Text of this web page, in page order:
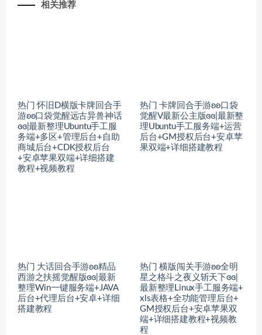
相关推荐
热门 怀旧D横版卡牌回合手
游ʚʚ口袋觉醒远古异兽神话
ɞɞ|最新整理Ubuntu手工服
务端+多区+管理后台+自助
商城后台+CDK授权后台
+安卓苹果双端+详细搭建
教程+视频教程
热门 卡牌回合手游ʚʚ口袋
觉醒V最新公主版ɞɞ|最新整
理Ubuntu手工服务端+运营
后台+GM授权后台+安卓苹
果双端+详细搭建教程
热门 大话回合手游ʚʚ精品
西游之扶摇觉醒版ɞɞ|最新
整理Win一键服务端+JAVA
后台+代理后台+安卓+详细
搭建教程
热门 横版闯关手游ʚʚ全明
星之格斗之夜义斩天下ɞɞ|
最新整理Linux手工服务端+
xls表格+全功能管理后台+
GM授权后台+安卓苹果双
端+详细搭建教程+视频教
程